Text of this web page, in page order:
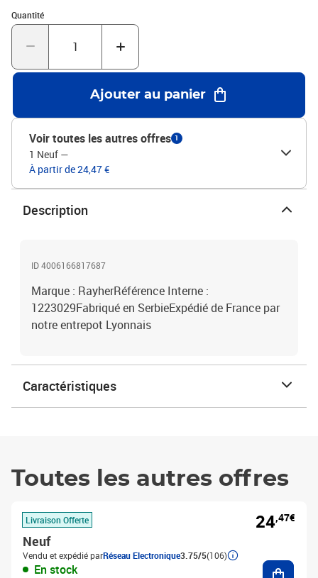
Quantité
Quantité : 1
Ajouter au panier
Voir toutes les autres offres 1
1 Neuf —
À partir de 24,47 €
Description
ID 4006166817687
Marque : RayherRéférence Interne :
1223029Fabriqué en SerbieExpédié de France par
notre entrepot Lyonnais
Caractéristiques
Toutes les autres offres
Livraison Offerte
Neuf
Vendu et expédié parRéseau Electronique3.75/5(106)
En stock
24,47€